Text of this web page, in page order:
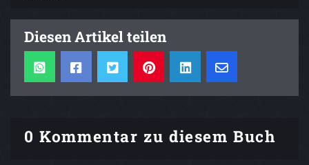
Diesen Artikel teilen
0 Kommentar zu diesem Buch